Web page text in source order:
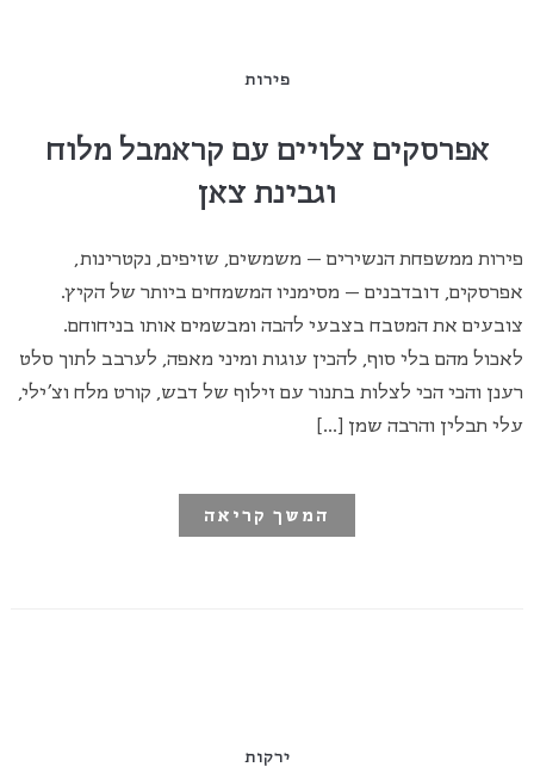
פירות
אפרסקים צלויים עם קראמבל מלוח
וגבינת צאן
פירות ממשפחת הנשירים – משמשים, שזיפים, נקטרינות,
אפרסקים, דובדבנים – מסימניו המשמחים ביותר של הקיץ.
צובעים את המטבח בצבעי להבה ומבשמים אותו בניחוחם.
לאכול מהם בלי סוף, להכין עוגות ומיני מאפה, לערבב לתוך סלט
רענן והכי הכי לצלות בתנור עם זילוף של דבש, קורט מלח וצ'ילי,
עלי תבלין והרבה שמן […]
המשך קריאה
ירקות